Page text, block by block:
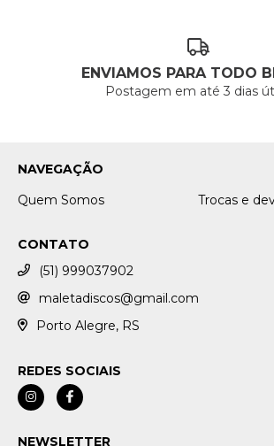
ENVIAMOS PARA TODO
Postagem em até 3 dias
NAVEGAÇÃO
Quem Somos
Trocas e
CONTATO
(51) 999037902
maletadiscos@gmail.com
Porto Alegre, RS
REDES SOCIAIS
NEWSLETTER